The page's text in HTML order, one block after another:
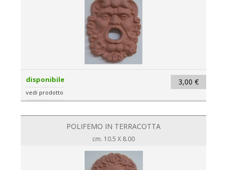
3,00 €
disponibile
vedi prodotto
POLIFEMO IN TERRACOTTA
cm. 10.5 X 8.00